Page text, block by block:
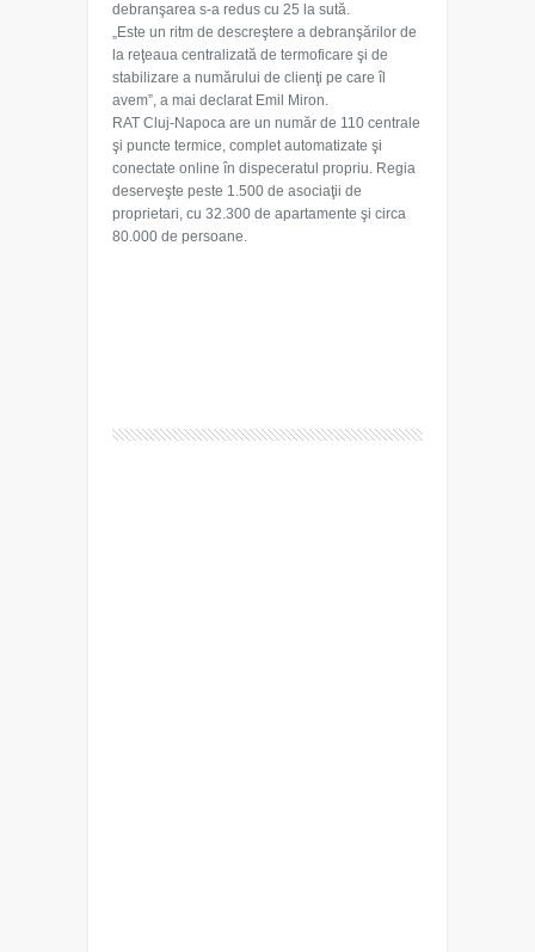
debranşarea s-a redus cu 25 la sută.
„Este un ritm de descreştere a debranşărilor de
la reţeaua centralizată de termoficare şi de
stabilizare a numărului de clienţi pe care îl
avem”, a mai declarat Emil Miron.
RAT Cluj-Napoca are un număr de 110 centrale
şi puncte termice, complet automatizate şi
conectate online în dispeceratul propriu. Regia
deserveşte peste 1.500 de asociaţii de
proprietari, cu 32.300 de apartamente şi circa
80.000 de persoane.